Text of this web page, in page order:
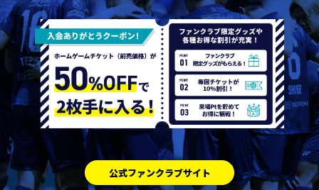
公式ファンクラブサイト